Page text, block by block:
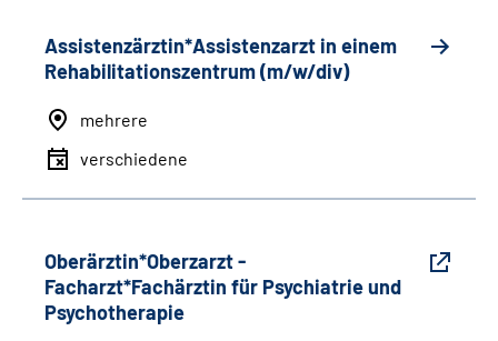
Assistenzärztin*Assistenzarzt in einem
Rehabilitationszentrum (m/w/div)
mehrere
verschiedene
Oberärztin*Oberzarzt -
Facharzt*Fachärztin für Psychiatrie und
Psychotherapie